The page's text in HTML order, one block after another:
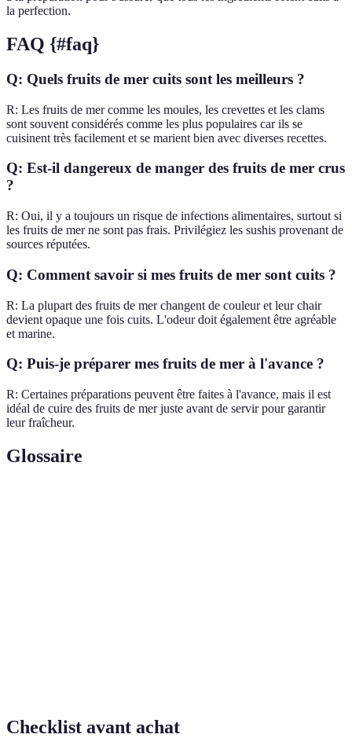
la perfection.
FAQ {#faq}
Q: Quels fruits de mer cuits sont les meilleurs ?
R: Les fruits de mer comme les moules, les crevettes et les clams
sont souvent considérés comme les plus populaires car ils se
cuisinent très facilement et se marient bien avec diverses recettes.
Q: Est-il dangereux de manger des fruits de mer crus
?
R: Oui, il y a toujours un risque de infections alimentaires, surtout si
les fruits de mer ne sont pas frais. Privilégiez les sushis provenant de
sources réputées.
Q: Comment savoir si mes fruits de mer sont cuits ?
R: La plupart des fruits de mer changent de couleur et leur chair
devient opaque une fois cuits. L'odeur doit également être agréable
et marine.
Q: Puis-je préparer mes fruits de mer à l'avance ?
R: Certaines préparations peuvent être faites à l'avance, mais il est
idéal de cuire des fruits de mer juste avant de servir pour garantir
leur fraîcheur.
Glossaire
Checklist avant achat